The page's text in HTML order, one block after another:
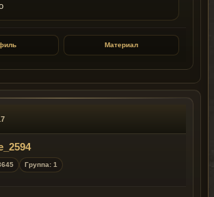
Материал
Группа: 1